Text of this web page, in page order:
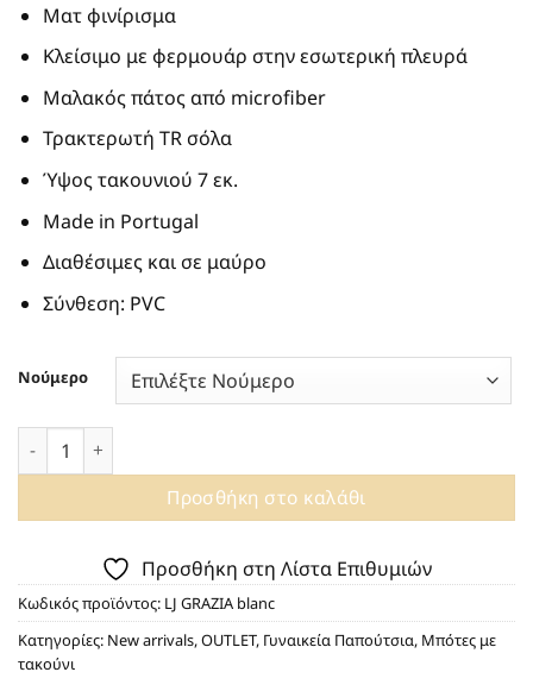
Ματ φινίρισμα
Κλείσιμο με φερμουάρ στην εσωτερική πλευρά
Μαλακός πάτος από microfiber
Τρακτερωτή TR σόλα
Ύψος τακουνιού 7 εκ.
Made in Portugal
Διαθέσιμες και σε μαύρο
Σύνθεση: PVC
Νούμερο
ΑΔΙΑΒΡΟΧEΣ ΛΕΥΚΕΣ VEGAN ΜΠΟΤΕΣ GRAZIA 02 10020162
Προσθήκη στο καλάθι
Προσθήκη στη Λίστα Επιθυμιών
Κωδικός προϊόντος: LJ GRAZIA blanc
Κατηγορίες: New arrivals,OUTLET, Γυναικεία Παπούτσια, Μπότες με
τακούνι